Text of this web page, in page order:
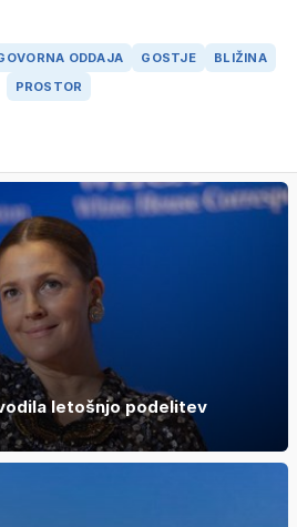
ODDAJA GOSTJE
BLIŽINA
PROSTOR
letošnjo podelitev